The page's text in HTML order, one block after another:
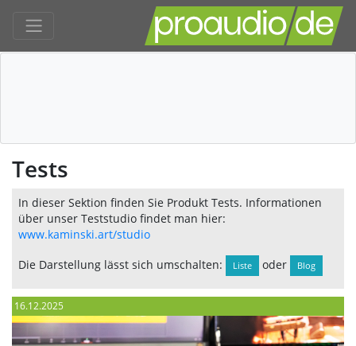
Tests
In dieser Sektion finden Sie Produkt Tests. Informationen
über unser Teststudio findet man hier:
www.kaminski.art/studio
Die Darstellung lässt sich umschalten:
Liste oder Blog
16.12.2025